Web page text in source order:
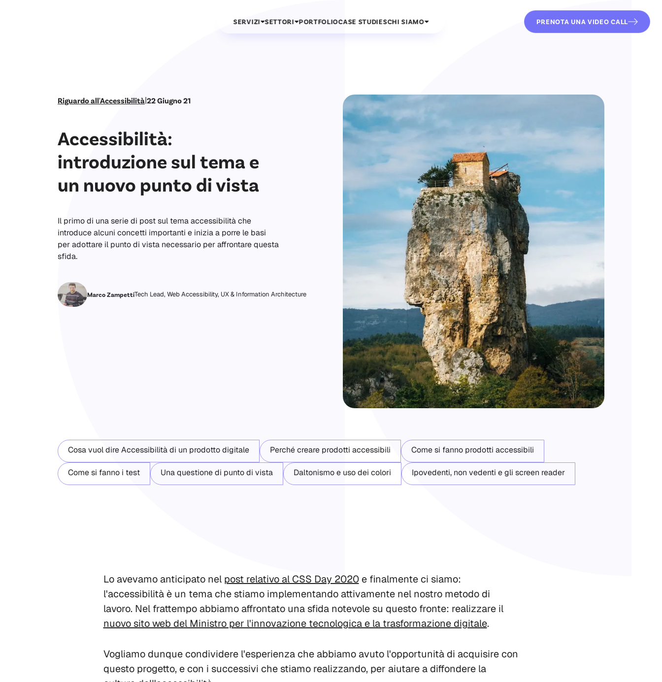
SERVIZI SETTORI PORTFOLIOCASE STUDIESCHI SIAMO PRENOTA UNA VIDEO CALL
Riguardo all'Accessibilità|22 Giugno 21
Accessibilità:
introduzione sul tema e
un nuovo punto di vista
Il primo di una serie di post sul tema accessibilità che
introduce alcuni concetti importanti e inizia a porre le basi
per adottare il punto di vista necessario per affrontare questa
sfida.
Marco ZampettiTech Lead, Web Accessibility, UX & Information Architecture
Cosa vuol dire Accessibilità di un prodotto digitale Perché creare prodotti accessibili Come si fanno prodotti accessibili
Come si fanno i test Una questione di punto di vista Daltonismo e uso dei colori Ipovedenti, non vedenti e gli screen reader
Lo avevamo anticipato nel post relativo al CSS Day 2020e finalmente ci siamo:
l'accessibilità è un tema che stiamo implementando attivamente nel nostro metodo di
lavoro. Nel frattempo abbiamo affrontato una sfida notevole su questo fronte: realizzare il
nuovo sito web del Ministro per l'innovazione tecnologica e la trasformazione digitale.
Vogliamo dunque condividere l'esperienza che abbiamo avuto l'opportunità di acquisire con
questo progetto, e con i successivi che stiamo realizzando, per aiutare a diffondere la